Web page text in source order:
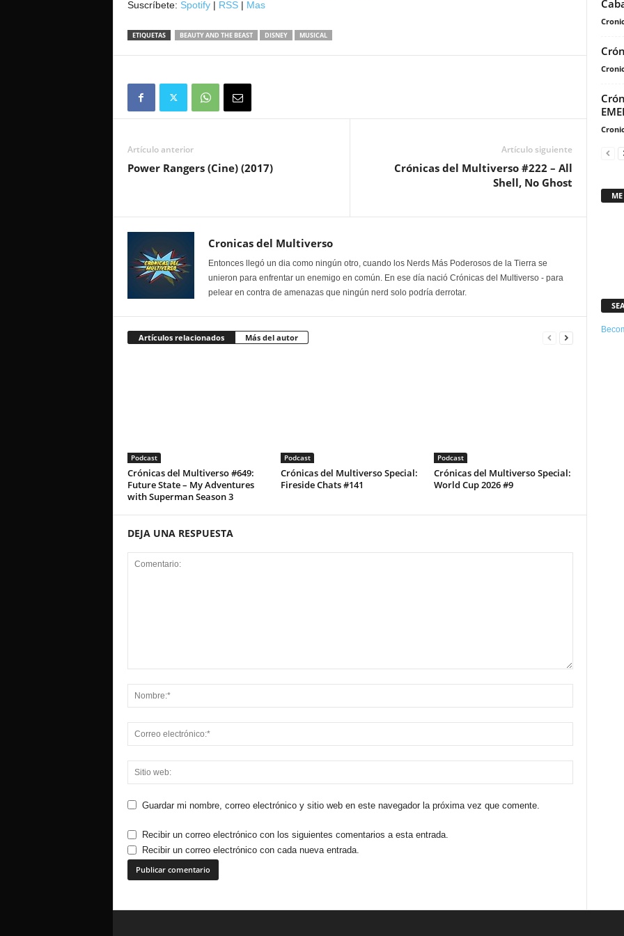
Suscríbete: Spotify| RSS| Mas
ETIQUETAS BEAUTY AND THE BEAST DISNEY MUSICAL
Artículo anterior
Power Rangers (Cine) (2017)
Artículo siguiente
Crónicas del Multiverso #222 – All
Shell, No Ghost
Cronicas del Multiverso
Entonces llegó un dia como ningún otro, cuando los Nerds Más Poderosos de la Tierra se
unieron para enfrentar un enemigo en común. En ese día nació Crónicas del Multiverso - para
pelear en contra de amenazas que ningún nerd solo podría derrotar.
Artículos relacionados Más del autor
Podcast
Crónicas del Multiverso #649:
Future State – My Adventures
with Superman Season 3
Podcast
Crónicas del Multiverso Special:
Fireside Chats #141
Podcast
Crónicas del Multiverso Special:
World Cup 2026 #9
DEJA UNA RESPUESTA
Guardar mi nombre, correo electrónico y sitio web en este navegador la próxima vez que comente.
Recibir un correo electrónico con los siguientes comentarios a esta entrada.
Recibir un correo electrónico con cada nueva entrada.